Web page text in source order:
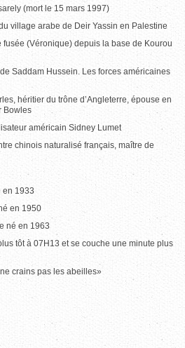
(mort le 15 mars 1997)
village arabe de Deir Yassin en Palestine
fusée (Véronique) depuis la base de Kourou
Saddam Hussein. Les forces américaines
héritier du trône d’Angleterre, épouse en
Bowles
américain Sidney Lumet
chinois naturalisé français, maître de
en 1933
en 1950
né en 1963
tôt à 07H13 et se couche une minute plus
crains pas les abeilles»